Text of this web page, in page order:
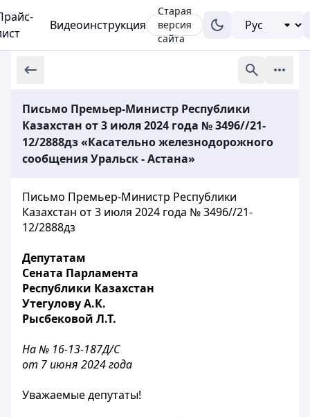
Видеоинструкция
Старая
версия
сайта
Письмо Премьер-Министр Республики
Казахстан от 3 июля 2024 года № 3496//21-
12/2888дз «Касательно железнодорожного
сообщения Уральск - Астана»
Письмо Премьер-Министр Республики
Казахстан от 3 июля 2024 года № 3496//21-
12/2888дз
Депутатам
Сената Парламента
Республики Казахстан
Утегулову А.К.
Рысбековой Л.Т.
На № 16-13-187Д/С
от 7 июня 2024 года
Уважаемые депутаты!